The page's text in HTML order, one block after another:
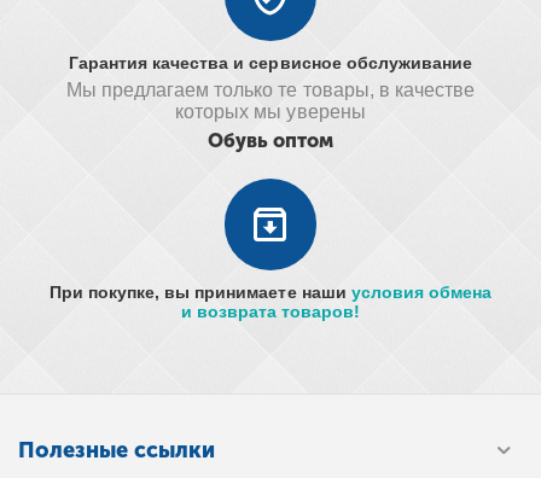
Гарантия качества и сервисное обслуживание
Мы предлагаем только те товары, в качестве
которых мы уверены
Обувь оптом
При покупке, вы принимаете наши условия обмена
и возврата товаров!
Полезные ссылки